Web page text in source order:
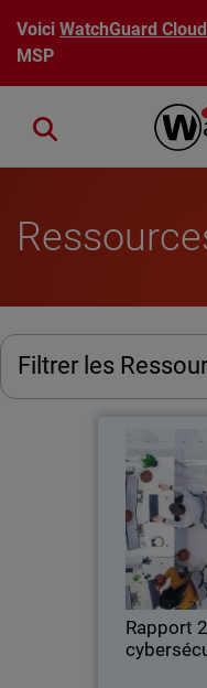
Aller au contenu
VoiciWatchGuard
MSP
Close search
Filtrer les
Rapport
Une
comment
pour les